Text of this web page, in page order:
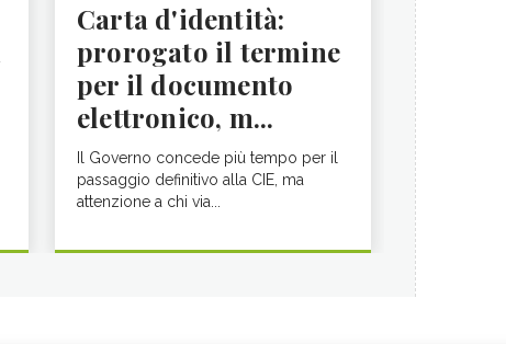
Carta d'identità:
prorogato il termine
per il documento
elettronico, m...
Il Governo concede più tempo per il
passaggio definitivo alla CIE, ma
attenzione a chi via...